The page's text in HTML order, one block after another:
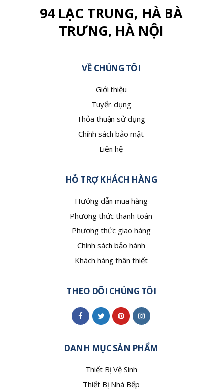
94 LẠC TRUNG, HÀ BÀ
TRƯNG, HÀ NỘI
VỀ CHÚNG TÔI
Giới thiệu
Tuyển dụng
Thỏa thuận sử dụng
Chính sách bảo mật
Liên hệ
HỖ TRỢ KHÁCH HÀNG
Hướng dẫn mua hàng
Phương thức thanh toán
Phương thức giao hàng
Chính sách bảo hành
Khách hàng thân thiết
THEO DÕI CHÚNG TÔI
DANH MỤC SẢN PHẨM
Thiết Bị Vệ Sinh
Thiết Bị Nhà Bếp